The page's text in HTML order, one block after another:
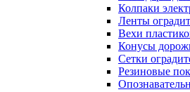
Колпаки
Ленты
Вехи
Конусы
Сетки
Резиновые